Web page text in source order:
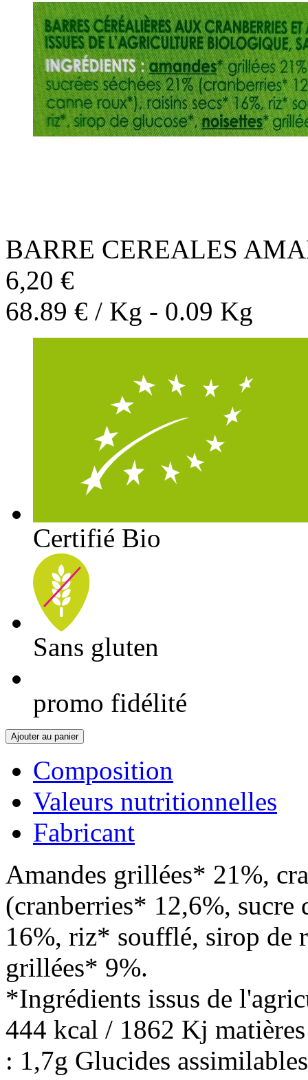
BARRE CEREALES
6,20 €
68.89 € / Kg - 0.09 Kg
Certifié Bio
Sans gluten
promo fidélité
Ajouter au panier
Composition
Valeurs nutritionnelles
Fabricant
Amandes grillées* 21%,
(cranberries* 12,6%, sucre
16%, riz* soufflé, sirop de
grillées* 9%.
*Ingrédients issus de
444 kcal / 1862 Kj matières
: 1,7g Glucides